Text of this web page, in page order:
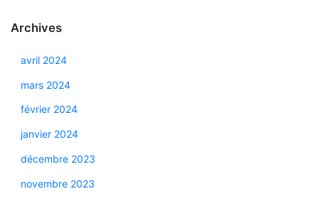
Archives
avril 2024
mars 2024
février 2024
janvier 2024
décembre 2023
novembre 2023